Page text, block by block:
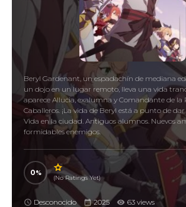
Beryl Gardenant, un espadachín de mediana
un dojo en un lugar remoto, lleva una vida
aparece Allucia, exalumna y Comandante de la
Caballeros. ¡La vida de Beryl está a punto de
Vida en la ciudad. Antiguos alumnos. Nuevos
formidables enemigos.
0
(No Ratings Yet)
Desconocido 2025 63 views